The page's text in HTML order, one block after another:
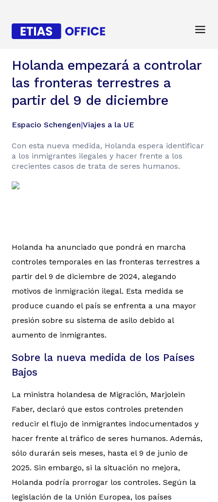
Holanda empezará a controlar
las fronteras terrestres a
partir del 9 de diciembre
Espacio Schengen|Viajes a la UE
Con esta nueva medida, Holanda espera identificar
a los inmigrantes ilegales y hacer frente a los
crecientes casos de trata de seres humanos.
Holanda ha anunciado que pondrá en marcha
controles temporales en las fronteras terrestres a
partir del 9 de diciembre de 2024, alegando
motivos de inmigración ilegal. Esta medida se
produce cuando el país se enfrenta a una mayor
presión sobre su sistema de asilo debido al
aumento de inmigrantes.
Sobre la nueva medida de los Países
Bajos
La ministra holandesa de Migración, Marjolein
Faber, declaró que estos controles pretenden
reducir el flujo de inmigrantes indocumentados y
hacer frente al tráfico de seres humanos. Además,
sólo durarán seis meses, hasta el 9 de junio de
2025. Sin embargo, si la situación no mejora,
Holanda podría prorrogar los controles. Según la
legislación de la Unión Europea, los países